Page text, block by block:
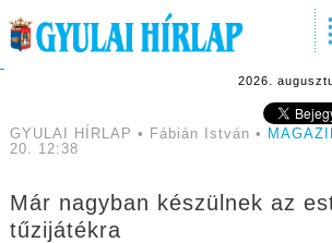
2026.
GYULAI HÍRLAP • Fábián István •
20. 12:38
Már nagyban készülnek az
tűzijátékra